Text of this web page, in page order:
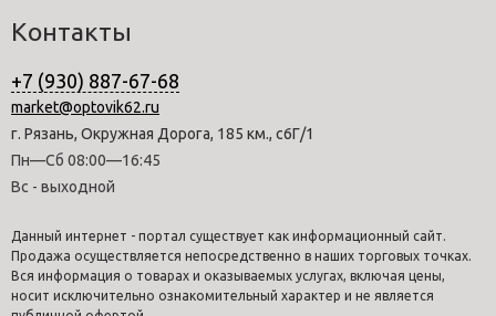
Контакты
+7 (930) 887-67-68
market@optovik62.ru
г. Рязань, Окружная Дорога, 185 км., с6Г/1
Пн—Сб 08:00—16:45
Вс - выходной
Данный интернет - портал существует как информационный сайт.
Продажа осуществляется непосредственно в наших торговых точках.
Вся информация о товарах и оказываемых услугах, включая цены,
носит исключительно ознакомительный характер и не является